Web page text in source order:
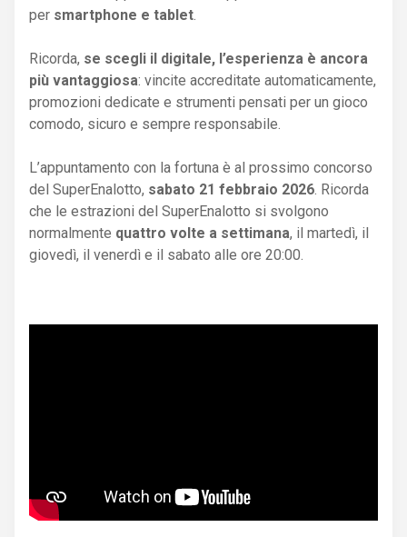
per smartphone e tablet
Ricorda, se scegli il digitale, l’esperienza è ancora
più vantaggiosa: vincite accreditate automaticamente,
promozioni dedicate e strumenti pensati per un gioco
comodo, sicuro e sempre responsabile.
L’appuntamento con la fortuna è al prossimo concorso
del SuperEnalotto, sabato 21 febbraio 2026 . Ricorda
che le estrazioni del SuperEnalotto si svolgono
normalmente quattro volte a settimana, il martedì, il
giovedì, il venerdì e il sabato alle ore 20:00.